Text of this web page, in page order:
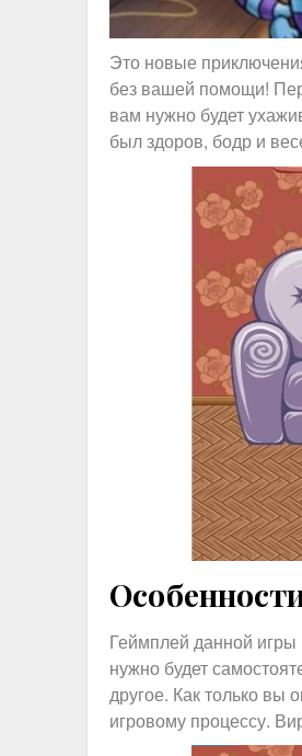
Это новые
без вашей помощи!
вам нужно будет
был здоров, бодр и
Геймплей данной игры
нужно будет
другое. Как только вы
игровому процессу.